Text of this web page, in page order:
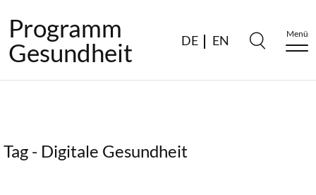
Programm
Gesundheit
DE EN Menü
Tag - Digitale Gesundheit